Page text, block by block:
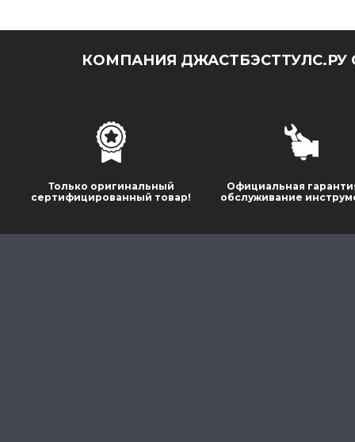
КОМПАНИЯ
Только оригинальный
сертифицированный товар!
Официальная
обслуживание